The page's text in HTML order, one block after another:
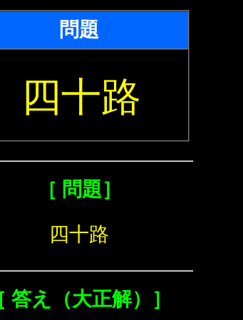
問題
四十路
［ 問題］
四十路
答え（大正解）］